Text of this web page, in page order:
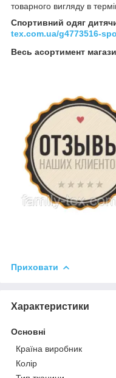
товарного вигляду в
Спортивний одяг
tex.com.ua/g4773516-
Весь асортимент
Приховати
Характеристики
Основні
Країна виробник
Колір